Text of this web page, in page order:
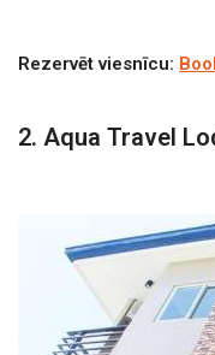
Rezervēt viesnīcu:
2. Aqua Travel